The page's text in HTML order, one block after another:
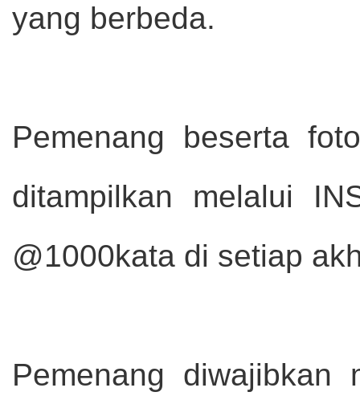
yang berbeda.
Pemenang beserta
ditampilkan melalui
@1000kata di setiap
Pemenang